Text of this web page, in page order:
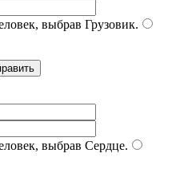
выбрав Грузовик.
выбрав Сердце.